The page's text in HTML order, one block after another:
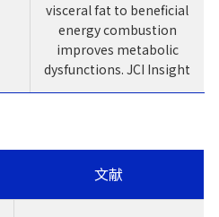
visceral fat to beneficial
energy combustion
improves metabolic
dysfunctions. JCI Insight
文献